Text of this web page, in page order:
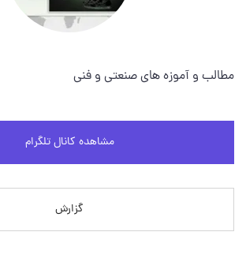
مطالب و آموزه های صنعتی و فنی
مشاهده کانال تلگرام
گزارش